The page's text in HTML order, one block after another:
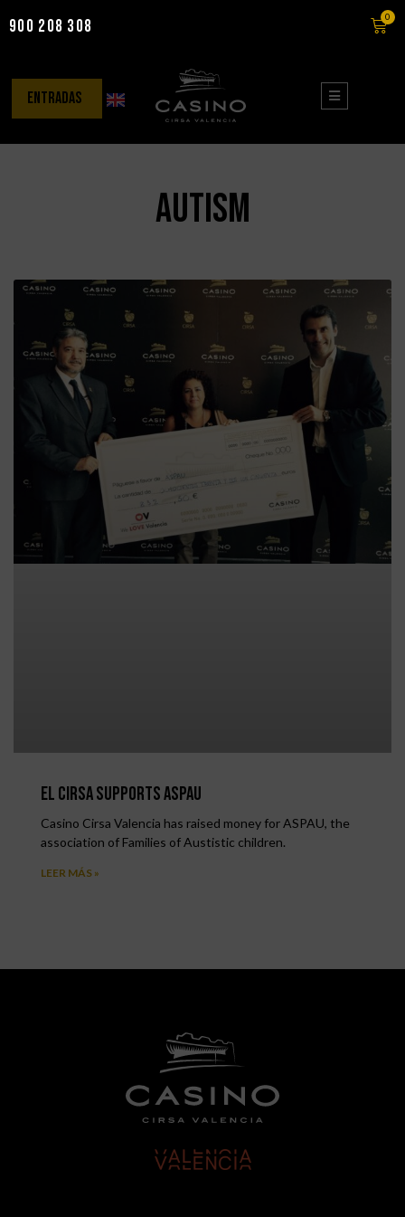
contenido
900 208 308 0
entradas
autism
El CIRSA supports ASPAU
Casino Cirsa Valencia has raised money for ASPAU, the
association of Families of Austistic children.
LEER MÁS »